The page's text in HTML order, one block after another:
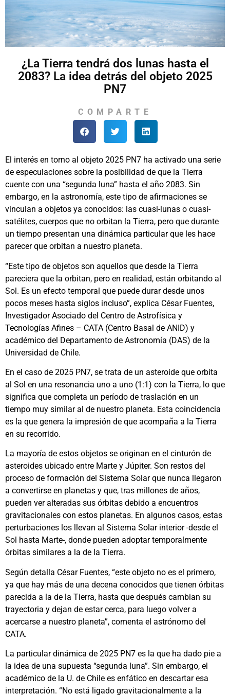
¿La Tierra tendrá dos lunas hasta el
2083? La idea detrás del objeto 2025
PN7
COMPARTE
El interés en torno al objeto 2025 PN7 ha activado una serie
de especulaciones sobre la posibilidad de que la Tierra
cuente con una “segunda luna” hasta el año 2083. Sin
embargo, en la astronomía, este tipo de afirmaciones se
vinculan a objetos ya conocidos: las cuasi-lunas o cuasi-
satélites, cuerpos que no orbitan la Tierra, pero que durante
un tiempo presentan una dinámica particular que les hace
parecer que orbitan a nuestro planeta.
“Este tipo de objetos son aquellos que desde la Tierra
pareciera que la orbitan, pero en realidad, están orbitando al
Sol. Es un efecto temporal que puede durar desde unos
pocos meses hasta siglos incluso”, explica César Fuentes,
Investigador Asociado del Centro de Astrofísica y
Tecnologías Afines – CATA (Centro Basal de ANID) y
académico del Departamento de Astronomía (DAS) de la
Universidad de Chile.
En el caso de 2025 PN7, se trata de un asteroide que orbita
al Sol en una resonancia uno a uno (1:1) con la Tierra, lo que
significa que completa un período de traslación en un
tiempo muy similar al de nuestro planeta. Esta coincidencia
es la que genera la impresión de que acompaña a la Tierra
en su recorrido.
La mayoría de estos objetos se originan en el cinturón de
asteroides ubicado entre Marte y Júpiter. Son restos del
proceso de formación del Sistema Solar que nunca llegaron
a convertirse en planetas y que, tras millones de años,
pueden ver alteradas sus órbitas debido a encuentros
gravitacionales con estos planetas. En algunos casos, estas
perturbaciones los llevan al Sistema Solar interior -desde el
Sol hasta Marte-, donde pueden adoptar temporalmente
órbitas similares a la de la Tierra.
Según detalla César Fuentes, “este objeto no es el primero,
ya que hay más de una decena conocidos que tienen órbitas
parecida a la de la Tierra, hasta que después cambian su
trayectoria y dejan de estar cerca, para luego volver a
acercarse a nuestro planeta”, comenta el astrónomo del
CATA.
La particular dinámica de 2025 PN7 es la que ha dado pie a
la idea de una supuesta “segunda luna”. Sin embargo, el
académico de la U. de Chile es enfático en descartar esa
interpretación. “No está ligado gravitacionalmente a la